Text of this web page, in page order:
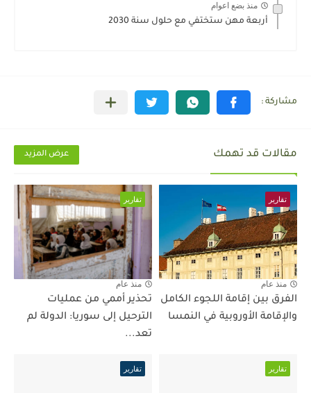
منذ بضع اعوام
أربعة مهن ستختفي مع حلول سنة 2030
مقالات قد تهمك عرض المزيد
تقارير
منذ عام
الفرق بين إقامة اللجوء الكامل
والإقامة الأوروبية في النمسا
تقارير
منذ عام
تحذير أممي من عمليات
الترحيل إلى سوريا: الدولة لم
تعد...
تقارير تقارير